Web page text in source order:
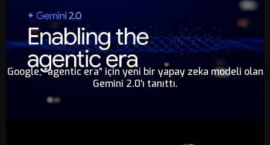
Google, "agentic era" için yeni bir yapay zeka modeli olan
Gemini 2.0'ı tanıttı.